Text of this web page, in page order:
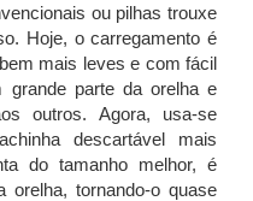
ou pilhas trouxe
Hoje, o carregamento é
mais leves e com fácil
grande parte da orelha e
outros. Agora, usa-se
descartável mais
do tamanho melhor, é
orelha, tornando-o quase